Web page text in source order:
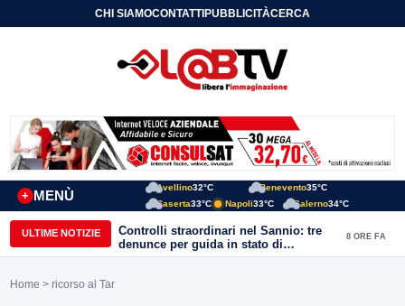
CHI SIAMOCONTATTIPUBBLICITÀCERCA
MENÙ
+
Avellino32°C Benevento35°C
Caserta33°C Napoli33°C Salerno34°C
ULTIME NOTIZIE
Controlli straordinari nel Sannio: tre
denunce per guida in stato di
ebbrezza, un arresto e 1.500 kg di
8 ORE FA
Home > ricorso al Tar